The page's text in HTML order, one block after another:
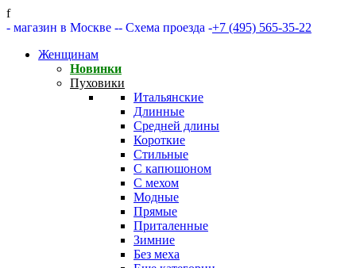
f
- магазин в Москве -- Схема проезда -+7 (495) 565-35-22
Женщинам
Новинки
Пуховики
Итальянские
Длинные
Средней длины
Короткие
Стильные
С капюшоном
С мехом
Модные
Прямые
Приталенные
Зимние
Без меха